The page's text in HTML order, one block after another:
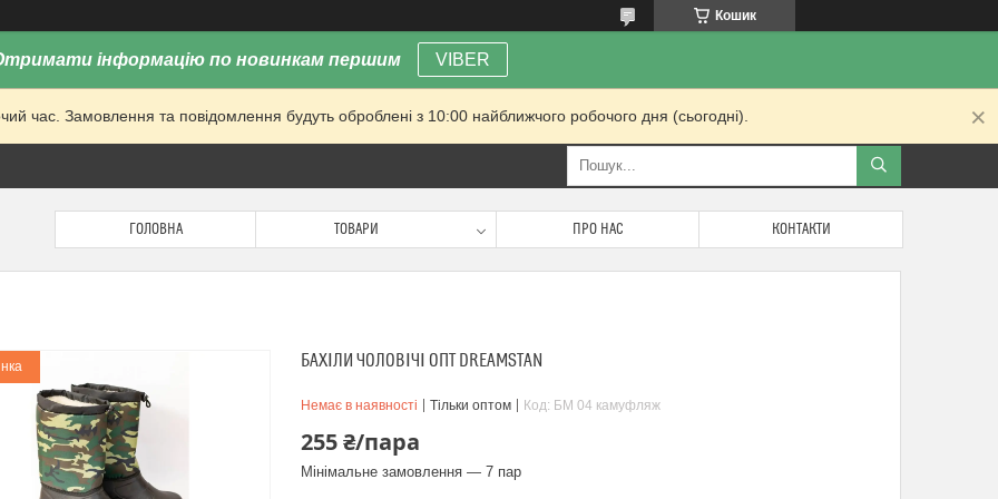
Кошик
інформацію по новинкам першим VIBER
час. Замовлення та повідомлення будуть оброблені з 10:00 найближчого робочого дня (сьогодні).
ГОЛОВНА ТОВАРИ ПРО НАС КОНТАКТИ
БАХІЛИ ЧОЛОВІЧІ ОПТ DREAMSTAN
Немає в наявності Тільки оптом Код: БМ 04 камуфляж
255 ₴/пара
Мінімальне замовлення — 7 пар